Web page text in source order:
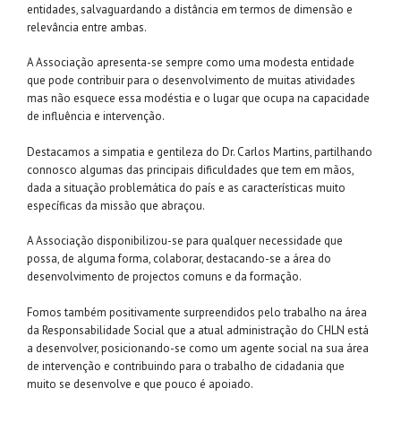
entidades, salvaguardando a distância em termos de dimensão e
relevância entre ambas.
A Associação apresenta-se sempre como uma modesta entidade
que pode contribuir para o desenvolvimento de muitas atividades
mas não esquece essa modéstia e o lugar que ocupa na capacidade
de influência e intervenção.
Destacamos a simpatia e gentileza do Dr. Carlos Martins, partilhando
connosco algumas das principais dificuldades que tem em mãos,
dada a situação problemática do país e as características muito
específicas da missão que abraçou.
A Associação disponibilizou-se para qualquer necessidade que
possa, de alguma forma, colaborar, destacando-se a área do
desenvolvimento de projectos comuns e da formação.
Fomos também positivamente surpreendidos pelo trabalho na área
da Responsabilidade Social que a atual administração do CHLN está
a desenvolver, posicionando-se como um agente social na sua área
de intervenção e contribuindo para o trabalho de cidadania que
muito se desenvolve e que pouco é apoiado.